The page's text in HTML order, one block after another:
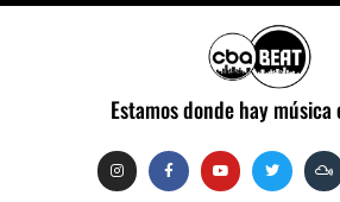
Estamos donde hay